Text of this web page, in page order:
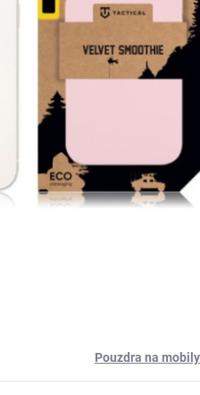
Pouzdra na